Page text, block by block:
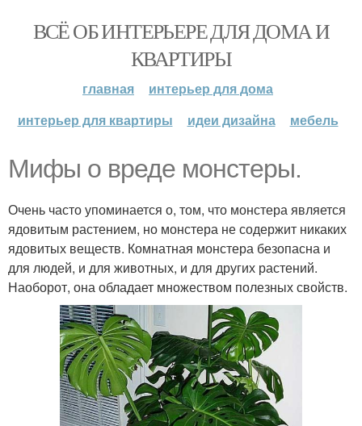
ВСЁ ОБ ИНТЕРЬЕРЕ ДЛЯ ДОМА И
КВАРТИРЫ
главная
интерьер для дома
интерьер для квартиры
идеи дизайна мебель
Мифы о вреде монстеры.
Очень часто упоминается о, том, что монстера является
ядовитым растением, но монстера не содержит никаких
ядовитых веществ. Комнатная монстера безопасна и
для людей, и для животных, и для других растений.
Наоборот, она обладает множеством полезных свойств.